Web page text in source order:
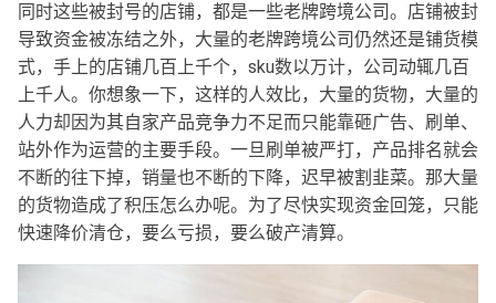
同时这些被封号的店铺，都是一些老牌跨境公司。店铺被封
导致资金被冻结之外，大量的老牌跨境公司仍然还是铺货模
式，手上的店铺几百上千个，sku数以万计，公司动辄几百
上千人。你想象一下，这样的人效比，大量的货物，大量的
人力却因为其自家产品竞争力不足而只能靠砸广告、刷单、
站外作为运营的主要手段。一旦刷单被严打，产品排名就会
不断的往下掉，销量也不断的下降，迟早被割韭菜。那大量
的货物造成了积压怎么办呢。为了尽快实现资金回笼，只能
快速降价清仓，要么亏损，要么破产清算。